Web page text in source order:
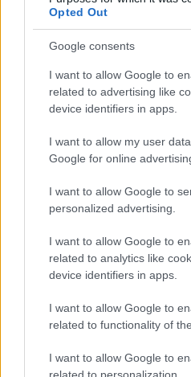
Opted Out
Google consents
I want to allow Google to
related to advertising like
device identifiers in apps.
I want to allow my user
Google for online
I want to allow Google to
personalized advertising.
I want to allow Google to
related to analytics like
device identifiers in apps.
I want to allow Google to
related to functionality of
I want to allow Google to
related to personalization.
szóban is leadhatjuk a
Tavaly 27 százalékkal
számát az élelmiszer
árbevétele mintegy 25
emelkedett. A társaság
logisztikai fejlesztések, a
intelligenciára épülő
földrajzi terjeszkedés
Kifli.humai eseményén
ügyvezető ismertette a